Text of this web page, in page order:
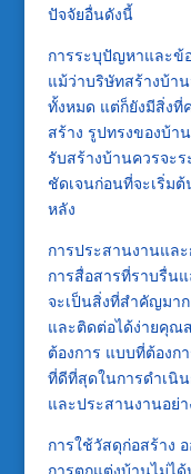
ปัจจัยอื่นดังนี้
การระบุปัญหาและข้
แม้ว่าบริษัทสร้างบ้า
ทั้งหมด แต่ก็ยังมีสิ่ง
สร้าง รูปทรงของบ้า
รับสร้างบ้านควรจะ
ชัดเจนก่อนที่จะเริ่ม
หลัง
การประสานงานแล
การสื่อสารที่ราบรื่น
จะเป็นสิ่งที่สำคัญมา
และติดต่อได้ง่ายคุณ
ต้องการ แบบที่ต้องก
ที่ดีที่สุดในการดำเนิ
และประสานงานอย่า
การใช้วัสดุก่อสร้าง